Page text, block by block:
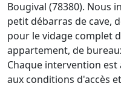
Bougival (78380). Nous
petit débarras de cave,
pour le vidage complet
appartement, de
Chaque intervention est
aux conditions d'accès